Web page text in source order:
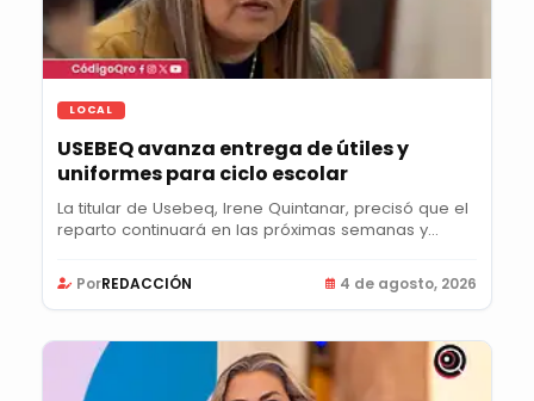
LOCAL
USEBEQ avanza entrega de útiles y
uniformes para ciclo escolar
La titular de Usebeq, Irene Quintanar, precisó que el
reparto continuará en las próximas semanas y...
PorREDACCIÓN 4 de agosto, 2026